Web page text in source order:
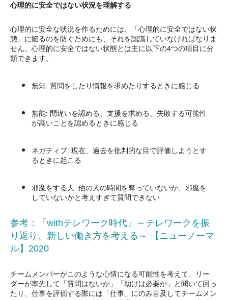
心理的に安全ではない状況を理解する
心理的に安全な状況を作るためには、「心理的に安全ではない状
態」に陥るのを防ぐためにも、それを認識していなければなりま
せん。心理的に安全ではない状態とは主に以下の4つの項目に分
類できます。
無知: 質問をしたり情報を求めたりするときに感じる
無能: 間違いを認める、支援を求める、失敗する可能性
が高いことを認めるときに感じる
ネガティブ: 現在、過去を批判的な目で評価しようとす
るときに起こる
邪魔をする人: 他の人の時間を奪っていないか、邪魔を
していないかと考えすぎて質問できない
参考：「withテレワーク時代」～テレワークを振
り返り、新しい働き方を考える～ 【ニューノーマ
ル】2020
チームメンバーがこのような心情になる可能性を考えて、リー
ダーが率先して「質問はないか」「助けは必要か」と聞いて回っ
たり、仕事を評価する際には「仕事」にのみ言及してチームメン